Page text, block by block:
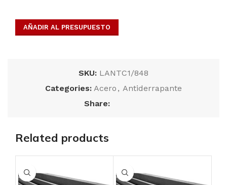
AÑADIR AL PRESUPUESTO
SKU: LANTC1/848
Categories: Acero , Antiderrapante
Share:
Related products